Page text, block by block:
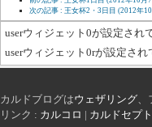
次の記事 : 王女杯2・3日目 (2012年
userウィジェット0が設定され
userウィジェット0rが設定さ
カルドブログはウェザリング、
リンク : カルコロ カルドセプ